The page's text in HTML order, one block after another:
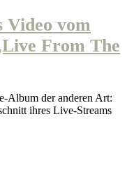
vom
From The
der anderen Art:
ihres Live-Streams